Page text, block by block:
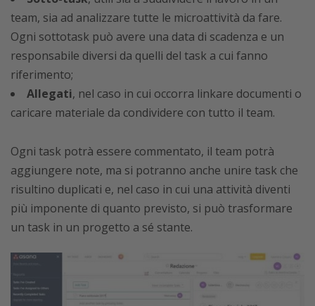
team, sia ad analizzare tutte le microattività da fare.
Ogni sottotask può avere una data di scadenza e un
responsabile diversi da quelli del task a cui fanno
riferimento;
Allegati, nel caso in cui occorra linkare documenti o
caricare materiale da condividere con tutto il team.
Ogni task potrà essere commentato, il team potrà
aggiungere note, ma si potranno anche unire task che
risultino duplicati e, nel caso in cui una attività diventi
più imponente di quanto previsto, si può trasformare
un task in un progetto a sé stante.